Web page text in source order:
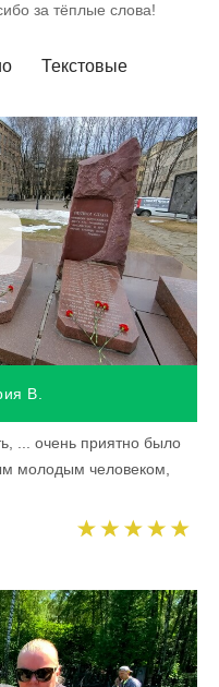
за тёплые слова!
Текстовые
В.
... очень приятно было
молодым человеком,